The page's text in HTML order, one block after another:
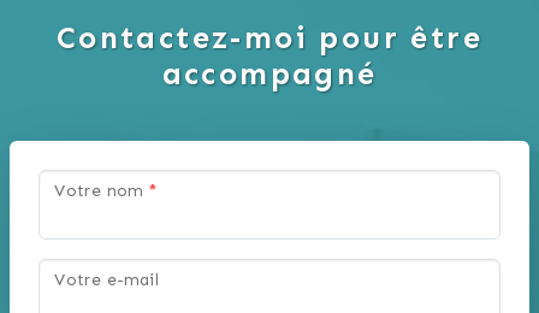
Contactez-moi pour être
accompagné
Votre nom *
Votre e-mail